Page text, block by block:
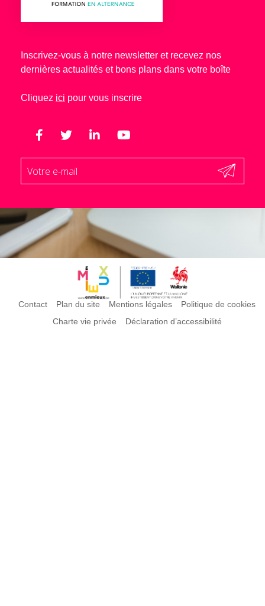
Inscrivez-vous à notre newsletter et recevez nos
dernières actualités et bons plans dans votre boîte
Cliquez ici pour vous inscrire
Contact Plan du site Mentions légales
Politique de cookies
Charte vie privée
Déclaration d’accessibilité